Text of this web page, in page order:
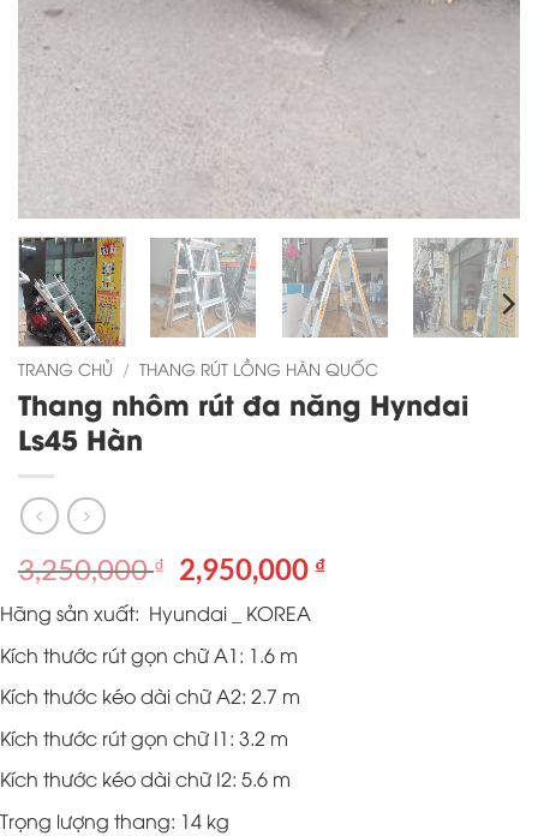
TRANG CHỦ / THANG RÚT LỒNG HÀN QUỐC
Thang nhôm rút đa năng Hyndai
Ls45 Hàn
3,250,000₫
Giá
gốc
là:
3,250,000 ₫.
2,950,000 ₫Giá
Hãng sản xuất: Hyundai _ KOREA
Kích thước rút gọn chữ A1: 1.6 m
Kích thước kéo dài chữ A2: 2.7 m
Kích thước rút gọn chữ I1: 3.2 m
Kích thước kéo dài chữ I2: 5.6 m
Trọng lượng thang: 14 kg